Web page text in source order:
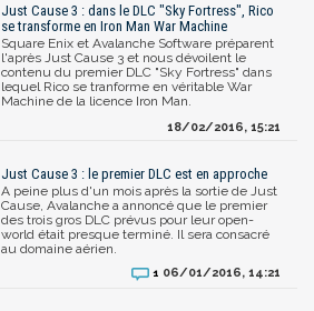
Just Cause 3 : dans le DLC "Sky Fortress", Rico
se transforme en Iron Man War Machine
Square Enix et Avalanche Software préparent
l'après Just Cause 3 et nous dévoilent le
contenu du premier DLC "Sky Fortress" dans
lequel Rico se tranforme en véritable War
Machine de la licence Iron Man.
18/02/2016, 15:21
Just Cause 3 : le premier DLC est en approche
A peine plus d'un mois après la sortie de Just
Cause, Avalanche a annoncé que le premier
des trois gros DLC prévus pour leur open-
world était presque terminé. Il sera consacré
au domaine aérien.
1 06/01/2016, 14:21